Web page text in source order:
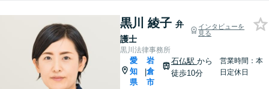
黒川 綾子 弁
護士
インタビューを
見る
黒川法律事務所
愛
知
県
|
岩
倉
市
石仏駅 から
徒歩10分
営業時間：本
日定休日